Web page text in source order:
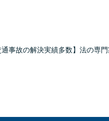
事故の解決実績多数】法の専